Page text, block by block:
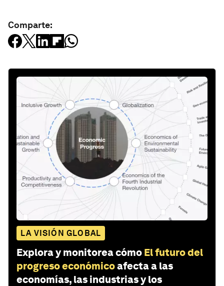
Comparte:
LA VISIÓN GLOBAL
Explora y monitorea cómo El futuro del
progreso económicoafecta a las
economías, las industrias y los